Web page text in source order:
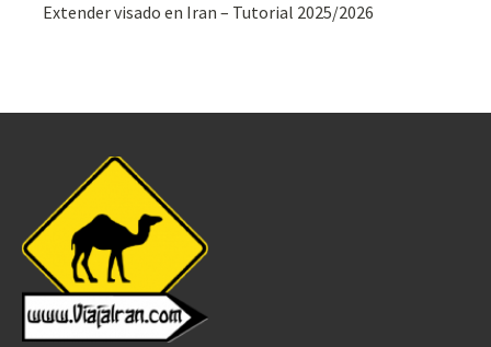
Extender visado en Iran – Tutorial 2025/2026